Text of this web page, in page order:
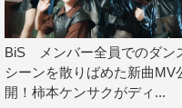
BiS WACK
BiS メンバー全員でのダン
シーンを散りばめた新曲MV
開！柿本ケンサクがディ...